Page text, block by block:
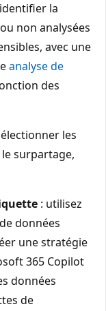
la
non analysées
avec une
analyse de
des
les
surpartage,
: utilisez
données
une stratégie
365 Copilot
données
de